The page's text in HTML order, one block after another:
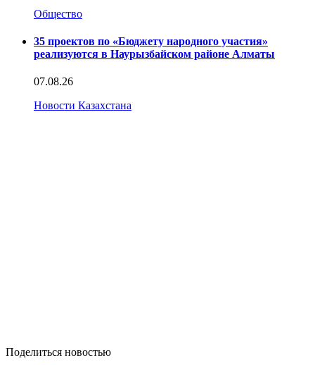
Общество
35 проектов по «Бюджету народного участия»
реализуются в Наурызбайском районе Алматы
07.08.26
Новости Казахстана
Поделиться новостью